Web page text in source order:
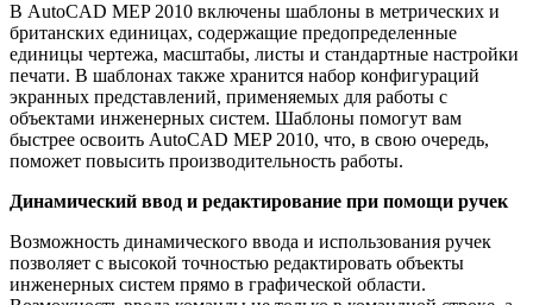
В AutoCAD MEP 2010 включены шаблоны в метрических и
британских единицах, содержащие предопределенные
единицы чертежа, масштабы, листы и стандартные настройки
печати. В шаблонах также хранится набор конфигураций
экранных представлений, применяемых для работы с
объектами инженерных систем. Шаблоны помогут вам
быстрее освоить AutoCAD MEP 2010, что, в свою очередь,
поможет повысить производительность работы.
Динамический ввод и редактирование при помощи ручек
Возможность динамического ввода и использования ручек
позволяет с высокой точностью редактировать объекты
инженерных систем прямо в графической области.